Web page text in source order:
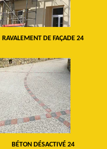
RAVALEMENT DE FAÇADE 24
BÉTON DÉSACTIVÉ 24